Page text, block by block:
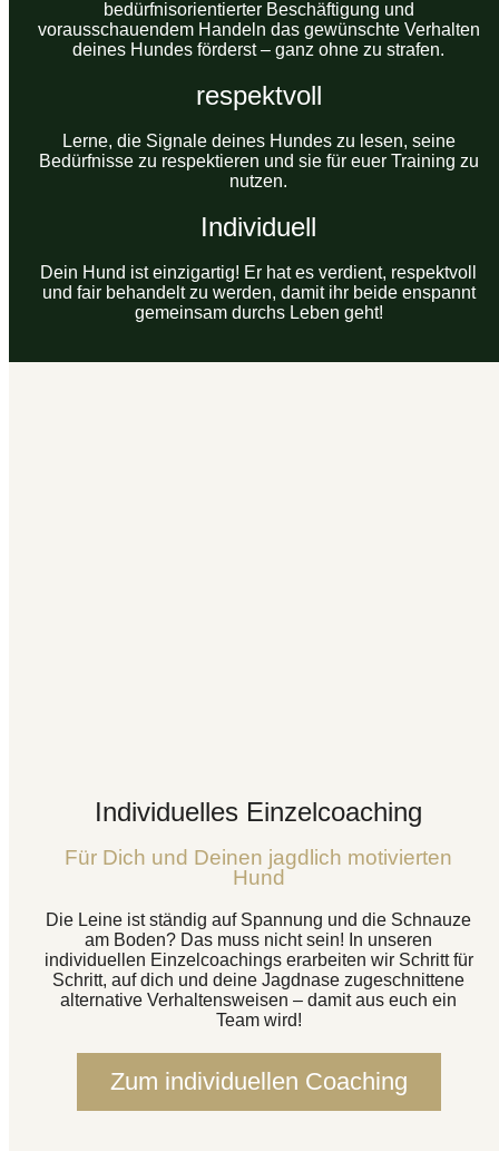
bedürfnisorientierter Beschäftigung und
vorausschauendem Handeln das gewünschte Verhalten
deines Hundes förderst – ganz ohne zu strafen.
respektvoll
Lerne, die Signale deines Hundes zu lesen, seine
Bedürfnisse zu respektieren und sie für euer Training zu
nutzen.
Individuell
Dein Hund ist einzigartig! Er hat es verdient, respektvoll
und fair behandelt zu werden, damit ihr beide enspannt
gemeinsam durchs Leben geht!
Individuelles Einzelcoaching
Für Dich und Deinen jagdlich motivierten
Hund
Die Leine ist ständig auf Spannung und die Schnauze
am Boden? Das muss nicht sein! In unseren
individuellen Einzelcoachings erarbeiten wir Schritt für
Schritt, auf dich und deine Jagdnase zugeschnittene
alternative Verhaltensweisen – damit aus euch ein
Team wird!
Zum individuellen Coaching